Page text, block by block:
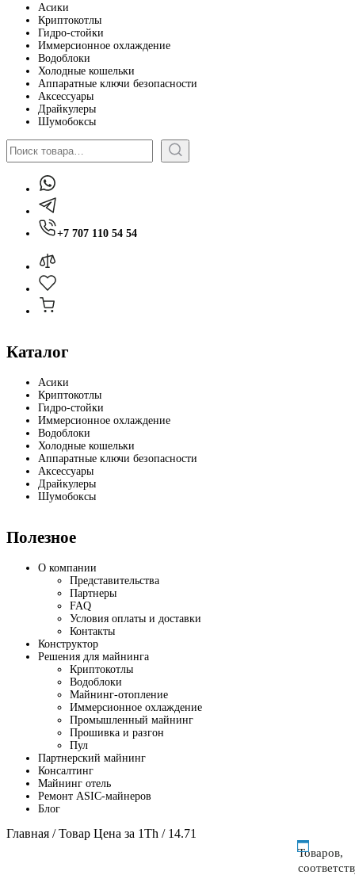
Асики
Криптокотлы
Гидро-стойки
Иммерсионное охлаждение
Водоблоки
Холодные кошельки
Аппаратные ключи безопасности
Аксессуары
Драйкулеры
Шумобоксы
Поиск
+7 707 110 54 54
Каталог
Асики
Криптокотлы
Гидро-стойки
Иммерсионное охлаждение
Водоблоки
Холодные кошельки
Аппаратные ключи безопасности
Аксессуары
Драйкулеры
Шумобоксы
Полезное
О компании
Представительства
Партнеры
FAQ
Условия оплаты и доставки
Контакты
Конструктор
Решения для майнинга
Криптокотлы
Водоблоки
Майнинг-отопление
Иммерсионное охлаждение
Промышленный майнинг
Прошивка и разгон
Пул
Партнерский майнинг
Консалтинг
Майнинг отель
Ремонт ASIC-майнеров
Блог
Главная / Товар Цена за 1Th / 14.71
Товаров,